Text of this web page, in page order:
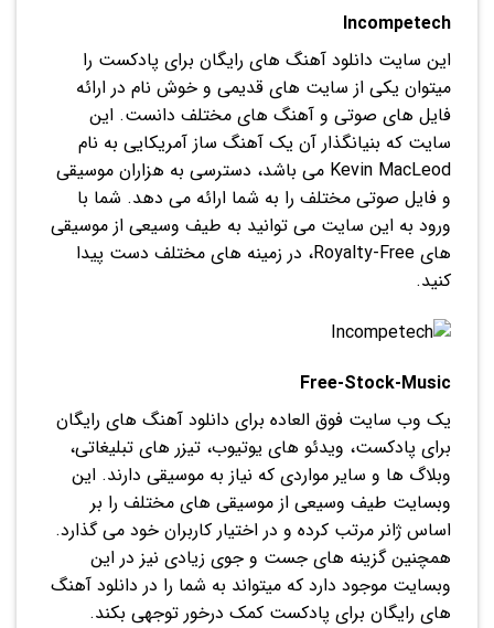
Incompetech
این سایت دانلود آهنگ های رایگان برای پادکست را
میتوان یکی از سایت های قدیمی و خوش نام در ارائه
فایل های صوتی و آهنگ های مختلف دانست. این
سایت که بنیانگذار آن یک آهنگ ساز آمریکایی به نام
Kevin MacLeod می باشد، دسترسی به هزاران موسیقی
و فایل صوتی مختلف را به شما ارائه می دهد. شما با
ورود به این سایت می توانید به طیف وسیعی از موسیقی
های Royalty-Free، در زمینه های مختلف دست پیدا
کنید.
Free-Stock-Music
یک وب سایت فوق العاده برای دانلود آهنگ های رایگان
برای پادکست، ویدئو های یوتیوب، تیزر های تبلیغاتی،
وبلاگ ها و سایر مواردی که نیاز به موسیقی دارند. این
وبسایت طیف وسیعی از موسیقی های مختلف را بر
اساس ژانر مرتب کرده و در اختیار کاربران خود می گذارد.
همچنین گزینه های جست و جوی زیادی نیز در این
وبسایت موجود دارد که میتواند به شما را در دانلود آهنگ
های رایگان برای پادکست کمک درخور توجهی بکند.